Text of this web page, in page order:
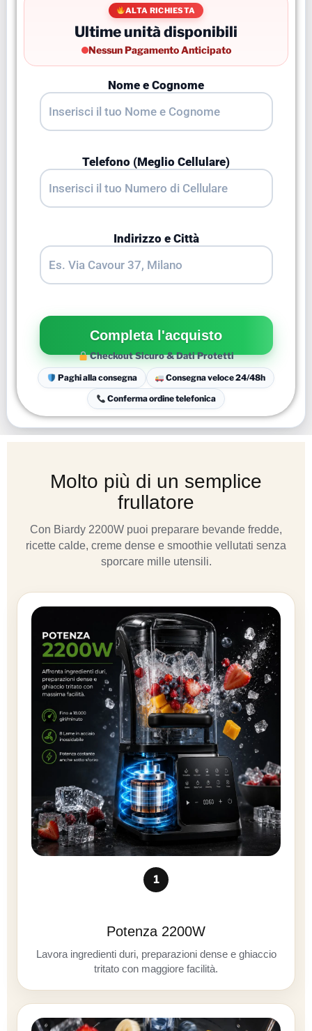
ALTA RICHIESTA
Ultime unità disponibili
Nessun Pagamento Anticipato
Nome e Cognome
Telefono (Meglio Cellulare)
Indirizzo e Città
Checkout Sicuro & Dati Protetti
Paghi alla consegna
Consegna veloce 24/48h
Conferma ordine telefonica
Molto più di un semplice
frullatore
Con Biardy 2200W puoi preparare bevande fredde,
ricette calde, creme dense e smoothie vellutati senza
sporcare mille utensili.
1
Potenza 2200W
Lavora ingredienti duri, preparazioni dense e ghiaccio
tritato con maggiore facilità.